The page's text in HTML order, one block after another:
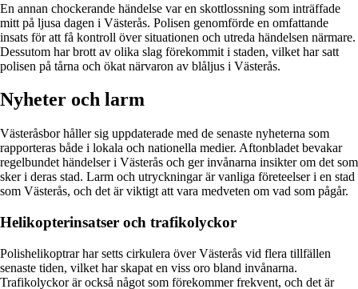
En annan chockerande händelse var en skottlossning som inträffade
mitt på ljusa dagen i Västerås. Polisen genomförde en omfattande
insats för att få kontroll över situationen och utreda händelsen närmare.
Dessutom har brott av olika slag förekommit i staden, vilket har satt
polisen på tårna och ökat närvaron av blåljus i Västerås.
Nyheter och larm
Västeråsbor håller sig uppdaterade med de senaste nyheterna som
rapporteras både i lokala och nationella medier. Aftonbladet bevakar
regelbundet händelser i Västerås och ger invånarna insikter om det som
sker i deras stad. Larm och utryckningar är vanliga företeelser i en stad
som Västerås, och det är viktigt att vara medveten om vad som pågår.
Helikopterinsatser och trafikolyckor
Polishelikoptrar har setts cirkulera över Västerås vid flera tillfällen
senaste tiden, vilket har skapat en viss oro bland invånarna.
Trafikolyckor är också något som förekommer frekvent, och det är